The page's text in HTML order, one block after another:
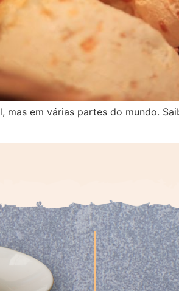
mas em várias partes do mundo.